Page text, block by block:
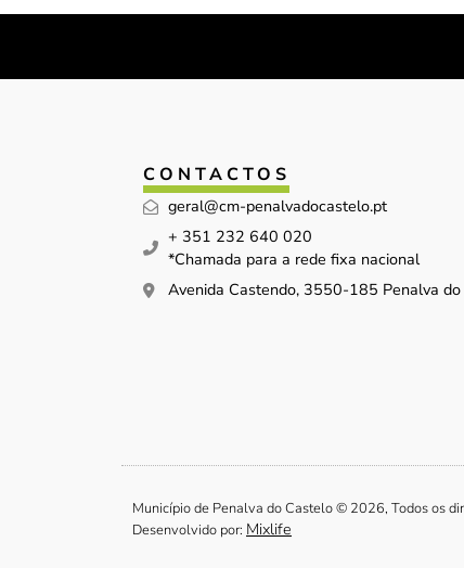
CONTACTOS
geral@cm-penalvadocastelo.pt
+ 351 232 640 020
*Chamada para a rede fixa nacional
Avenida Castendo, 3550-185 Penalva
Município de Penalva do Castelo © 2026, Todos os
Desenvolvido por: Mixlife